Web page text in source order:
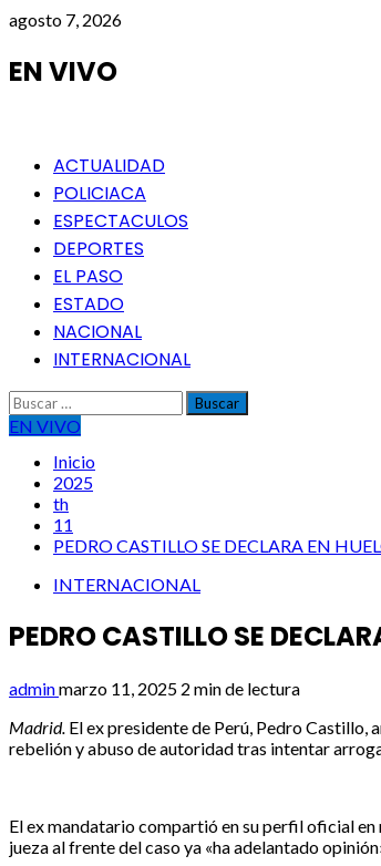
Saltar
contenido
agosto 7, 2026
EN VIVO
Menú
principal
ACTUALIDAD
POLICIACA
ESPECTACULOS
DEPORTES
EL PASO
ESTADO
NACIONAL
INTERNACIONAL
Buscar:
EN VIVO
Inicio
2025
th
11
PEDRO CASTILLO SE DECLARA EN
INTERNACIONAL
PEDRO CASTILLO SE
adminmarzo 11, 2025 2 min de lectura
Madrid. El ex presidente de Perú, Pedro Castillo,
rebelión y abuso de autoridad tras intentar
El ex mandatario compartió en su perfil oficial en
jueza al frente del caso ya «ha adelantado